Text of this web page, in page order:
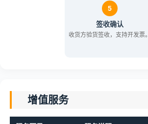
5
签收确认
收货方验货签收，支持开发票。
增值服务